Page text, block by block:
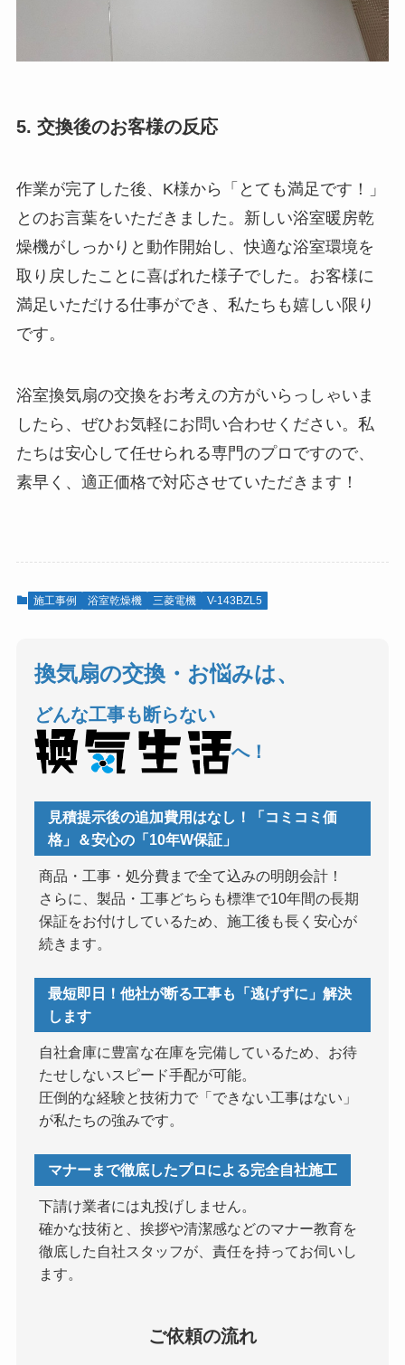
5. 交換後のお客様の反応
作業が完了した後、K様から「とても満足です！」
とのお言葉をいただきました。新しい浴室暖房乾
燥機がしっかりと動作開始し、快適な浴室環境を
取り戻したことに喜ばれた様子でした。お客様に
満足いただける仕事ができ、私たちも嬉しい限り
です。
浴室換気扇の交換をお考えの方がいらっしゃいま
したら、ぜひお気軽にお問い合わせください。私
たちは安心して任せられる専門のプロですので、
素早く、適正価格で対応させていただきます！
施工事例 浴室乾燥機 三菱電機 V-143BZL5
換気扇の交換・お悩みは、
どんな工事も断らない
へ！
見積提示後の追加費用はなし！「コミコミ価
格」＆安心の「10年W保証」
商品・工事・処分費まで全て込みの明朗会計！
さらに、製品・工事どちらも標準で10年間の長期
保証をお付けしているため、施工後も長く安心が
続きます。
最短即日！他社が断る工事も「逃げずに」解決
します
自社倉庫に豊富な在庫を完備しているため、お待
たせしないスピード手配が可能。
圧倒的な経験と技術力で「できない工事はない」
が私たちの強みです。
マナーまで徹底したプロによる完全自社施工
下請け業者には丸投げしません。
確かな技術と、挨拶や清潔感などのマナー教育を
徹底した自社スタッフが、責任を持ってお伺いし
ます。
ご依頼の流れ